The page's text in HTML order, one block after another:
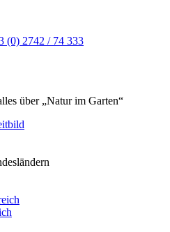
(0) 2742 / 74 333
über „Natur im Garten“